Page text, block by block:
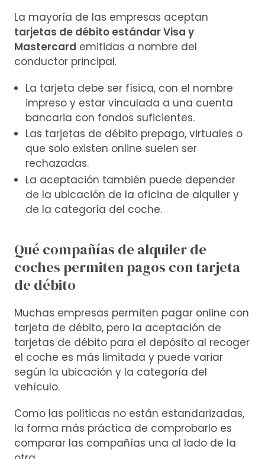
La mayoría de las empresas aceptan
tarjetas de débito estándar Visa y
Mastercard emitidas a nombre del
conductor principal.
La tarjeta debe ser física, con el nombre
impreso y estar vinculada a una cuenta
bancaria con fondos suficientes.
Las tarjetas de débito prepago, virtuales o
que solo existen online suelen ser
rechazadas.
La aceptación también puede depender
de la ubicación de la oficina de alquiler y
de la categoría del coche.
Qué compañías de alquiler de
coches permiten pagos con tarjeta
de débito
Muchas empresas permiten pagar online con
tarjeta de débito, pero la aceptación de
tarjetas de débito para el depósito al recoger
el coche es más limitada y puede variar
según la ubicación y la categoría del
vehículo.
Como las políticas no están estandarizadas,
la forma más práctica de comprobarlo es
comparar las compañías una al lado de la